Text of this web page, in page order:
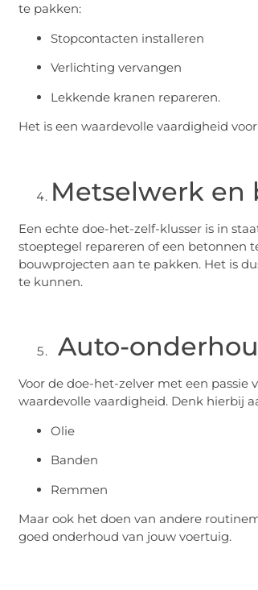
te pakken:
Stopcontacten installeren
Verlichting vervangen
Lekkende kranen repareren.
Het is een waardevolle vaardigheid
Metselwerk en
Een echte doe-het-zelf-klusser is in
stoeptegel repareren of een betonnen
bouwprojecten aan te pakken. Het is
te kunnen.
Auto-
Voor de doe-het-zelver met een passie
waardevolle vaardigheid. Denk hierbij
Olie
Banden
Remmen
Maar ook het doen van andere
goed onderhoud van jouw voertuig.